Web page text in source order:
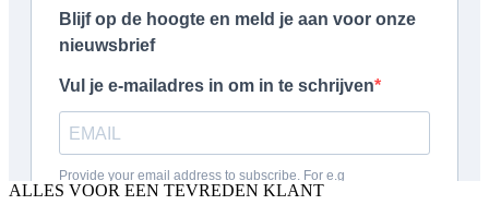
ALLES VOOR EEN TEVREDEN KLANT